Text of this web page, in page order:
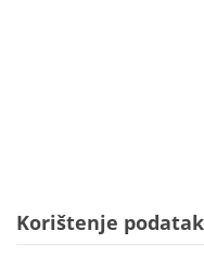
Korištenje